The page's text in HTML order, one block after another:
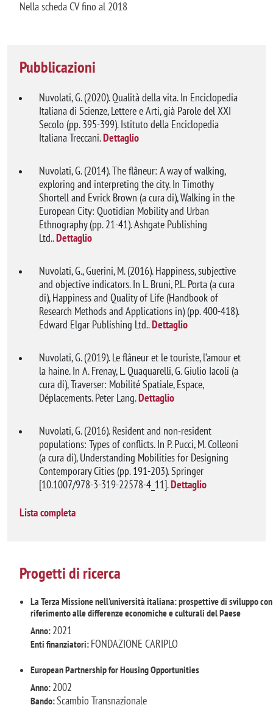
Nella scheda CV fino al 2018
Pubblicazioni
Nuvolati, G. (2020). Qualità della vita. In Enciclopedia
Italiana di Scienze, Lettere e Arti, già Parole del XXI
Secolo (pp. 395-399). Istituto della Enciclopedia
Italiana Treccani.Dettaglio
Nuvolati, G. (2014). The flâneur: A way of walking,
exploring and interpreting the city. In Timothy
Shortell and Evrick Brown (a cura di), Walking in the
European City: Quotidian Mobility and Urban
Ethnography (pp. 21-41). Ashgate Publishing
Ltd..Dettaglio
Nuvolati, G., Guerini, M. (2016). Happiness, subjective
and objective indicators. In L. Bruni, P.L. Porta (a cura
di), Happiness and Quality of Life (Handbook of
Research Methods and Applications in) (pp. 400-418).
Edward Elgar Publishing Ltd..Dettaglio
Nuvolati, G. (2019). Le flâneur et le touriste, l’amour et
la haine. In A. Frenay, L. Quaquarelli, G. Giulio Iacoli (a
cura di), Traverser: Mobilité Spatiale, Espace,
Déplacements. Peter Lang.Dettaglio
Nuvolati, G. (2016). Resident and non-resident
populations: Types of conflicts. In P. Pucci, M. Colleoni
(a cura di), Understanding Mobilities for Designing
Contemporary Cities (pp. 191-203). Springer
[10.1007/978-3-319-22578-4_11].Dettaglio
Lista completa
Progetti di ricerca
La Terza Missione nell'università italiana: prospettive di sviluppo con
riferimento alle differenze economiche e culturali del Paese
Anno: 2021
Enti finanziatori: FONDAZIONE CARIPLO
European Partnership for Housing Opportunities
Anno: 2002
Bando:Scambio Transnazionale